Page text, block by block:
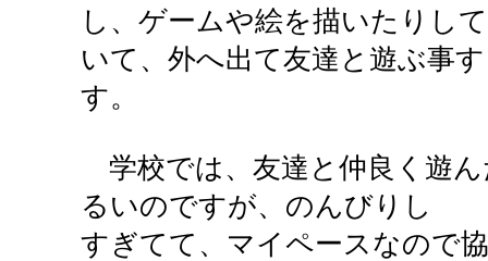
し、ゲームや絵を描いたりして
いて、外へ出て友達と遊ぶ事
す。
学校では、友達と仲良く遊
るいのですが、のんびりし
すぎてて、マイペースなので